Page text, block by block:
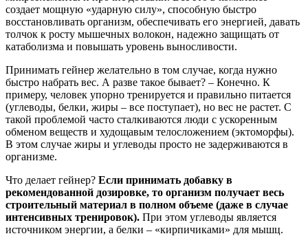
создает мощную «ударную силу», способную быстро
восстановливать организм, обеспечивать его энергией, давать
толчок к росту мышечных волокон, надежно защищать от
катаболизма и повышать уровень выносливости.
Принимать гейнер желательно в том случае, когда нужно
быстро набрать вес. А разве такое бывает? – Конечно. К
примеру, человек упорно тренируется и правильно питается
(углеводы, белки, жиры – все поступает), но вес не растет. С
такой проблемой часто сталкиваются люди с ускоренным
обменом веществ и худощавым телосложением (эктоморфы).
В этом случае жиры и углеводы просто не задерживаются в
организме.
Что делает гейнер? Если принимать добавку в
рекомендованной дозировке, то организм получает весь
строительный материал в полном объеме (даже в случае
интенсивных тренировок). При этом углеводы является
источником энергии, а белки – «кирпичиками» для мышц.